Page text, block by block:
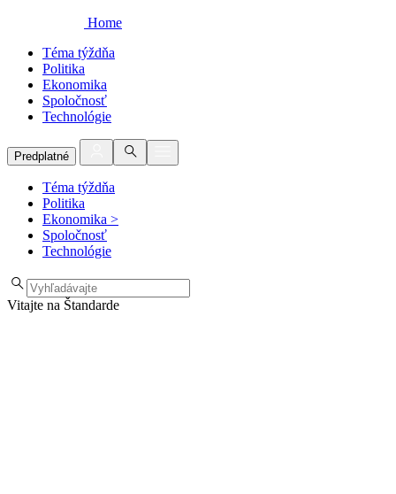
Home
Téma týždňa
Politika
Ekonomika
Spoločnosť
Technológie
Predplatné
Téma týždňa
Politika
Ekonomika >
Spoločnosť
Technológie
Vitajte na Štandarde